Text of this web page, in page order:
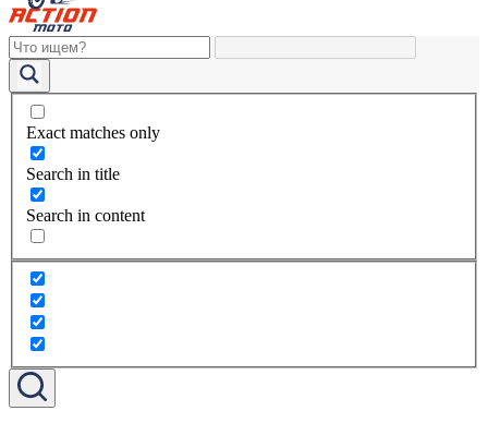
Exact matches only
Search in title
Search in content